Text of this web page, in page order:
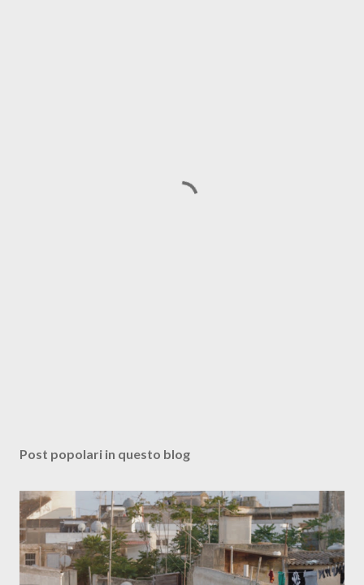
Post popolari in questo blog